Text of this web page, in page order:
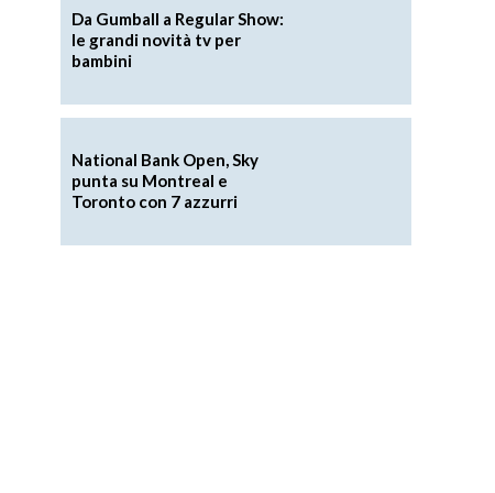
Da Gumball a Regular Show:
le grandi novità tv per
bambini
National Bank Open, Sky
punta su Montreal e
Toronto con 7 azzurri